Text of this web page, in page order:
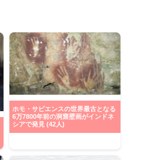
ホモ・サピエンスの世界最古となる
6万7800年前の洞窟壁画がインドネ
シアで発見 (42人)